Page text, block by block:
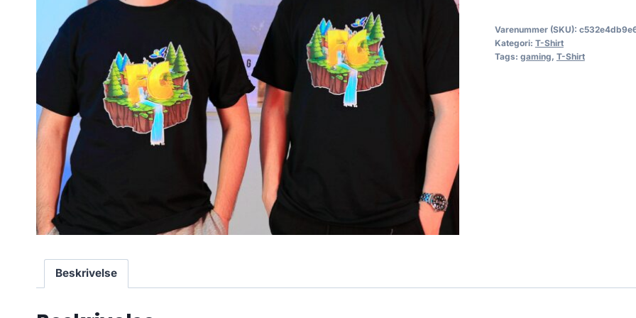
Varenummer (SKU):
Kategori: T-Shirt
Tags: gaming, T-Shirt
Beskrivelse